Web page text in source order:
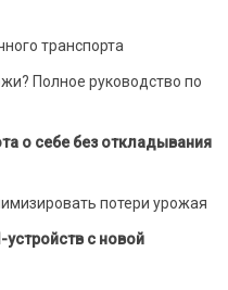
транспорта
Полное руководство по
о себе без откладывания
потери урожая
с новой